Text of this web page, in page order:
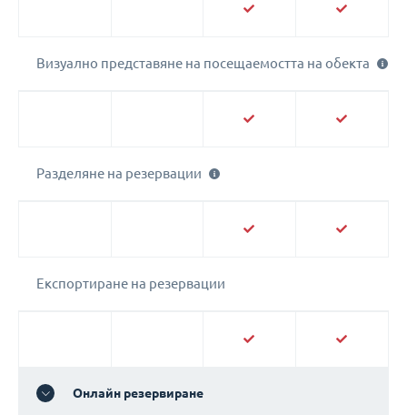
Визуално представяне на посещаемостта на обекта
Разделяне на резервации
Eкспортиране на резервации
Онлайн резервиране